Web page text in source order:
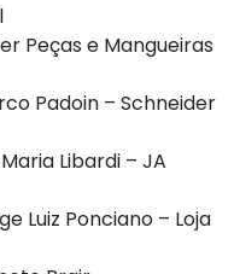
Peças e Mangueiras
Padoin – Schneider
Libardi – JA
Luiz Ponciano – Loja